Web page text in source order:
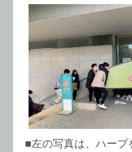
■左の写真は、ハー